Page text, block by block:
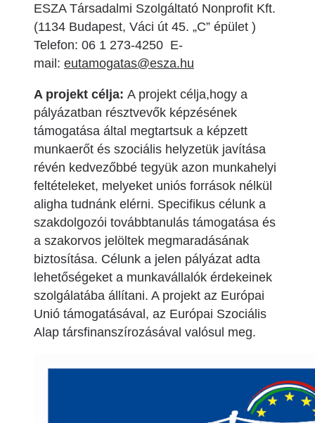
ESZA Társadalmi Szolgáltató Nonprofit Kft.
(1134 Budapest, Váci út 45. „C” épület )
Telefon: 06 1 273-4250 E-
mail: eutamogatas@esza.hu
A projekt célja: A projekt célja,hogy a
pályázatban résztvevők képzésének
támogatása által megtartsuk a képzett
munkaerőt és szociális helyzetük javítása
révén kedvezőbbé tegyük azon munkahelyi
feltételeket, melyeket uniós források nélkül
aligha tudnánk elérni. Specifikus célunk a
szakdolgozói továbbtanulás támogatása és
a szakorvos jelöltek megmaradásának
biztosítása. Célunk a jelen pályázat adta
lehetőségeket a munkavállalók érdekeinek
szolgálatába állítani. A projekt az Európai
Unió támogatásával, az Európai Szociális
Alap társfinanszírozásával valósul meg.